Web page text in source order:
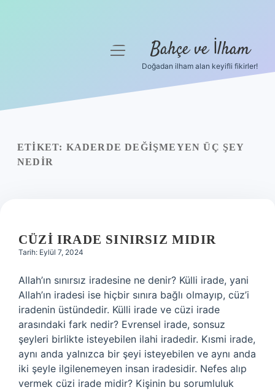
Yasal Uyarı
menüyü
Bahçe ve İlham
Doğadan ilham alan keyifli fikirler!
ETIKET: KADERDE DEĞIŞMEYEN ÜÇ ŞEY
NEDIR
CÜZI IRADE SINIRSIZ MIDIR
Tarih: Eylül 7, 2024
Allah’ın sınırsız iradesine ne denir? Külli irade, yani
Allah’ın iradesi ise hiçbir sınıra bağlı olmayıp, cüz’i
iradenin üstündedir. Külli irade ve cüzi irade
arasındaki fark nedir? Evrensel irade, sonsuz
şeyleri birlikte isteyebilen ilahi iradedir. Kısmi irade,
aynı anda yalnızca bir şeyi isteyebilen ve aynı anda
iki şeyle ilgilenemeyen insan iradesidir. Nefes alıp
vermek cüzi irade midir? Kişinin bu sorumluluk